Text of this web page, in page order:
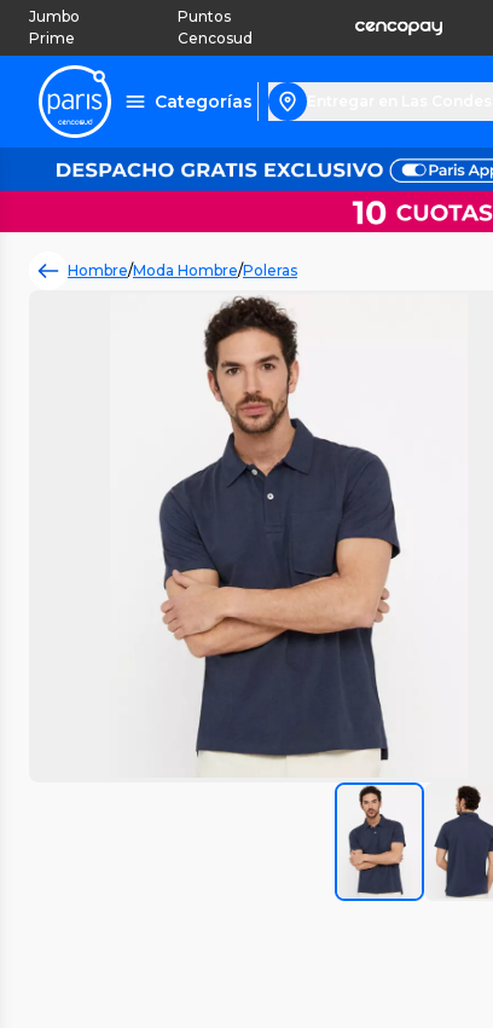
Jumbo
Prime
Puntos
Cencosud
Categorías
Hombre/Moda Hombre/Poleras